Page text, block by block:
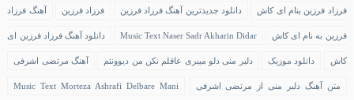
فرزاد فرزین بنام ای کاش دانلود جدیدترین آهنگ فرزاد فرزین فرزاد فرزین آهنگ فرزاد
فرزین به نام ای کاش Music Text Naser Sadr Akharin Didar دانلود آهنگ فرزاد فرزین ای
کاش دانلود موزیک دلبر منی دلو میبری عاقلم نکن من دیوونتم آهنگ مرتضی اشرفی
متن آهنگ دلبر منی از مرتضی اشرفی Music Text Morteza Ashrafi Delbare Mani